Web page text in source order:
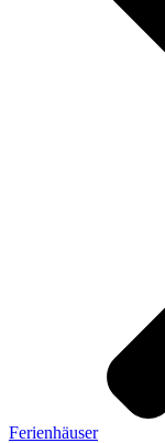
Ferienhäuser